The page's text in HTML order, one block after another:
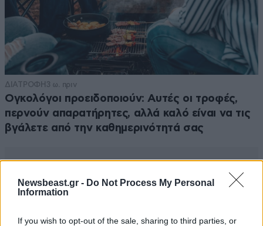
Newsbeast.gr - Do Not Process My Personal
Information
If you wish to opt-out of the sale, sharing to third parties, or
ΔΙΑΤΡΟΦΗ 3 ω. πριν
Ογκολόγοι προειδοποιούν: Αυτές οι τροφές,
περνούν απαρατήρητες, αλλά καλό είναι να τις
βγάλετε από την καθημερινότητά σας